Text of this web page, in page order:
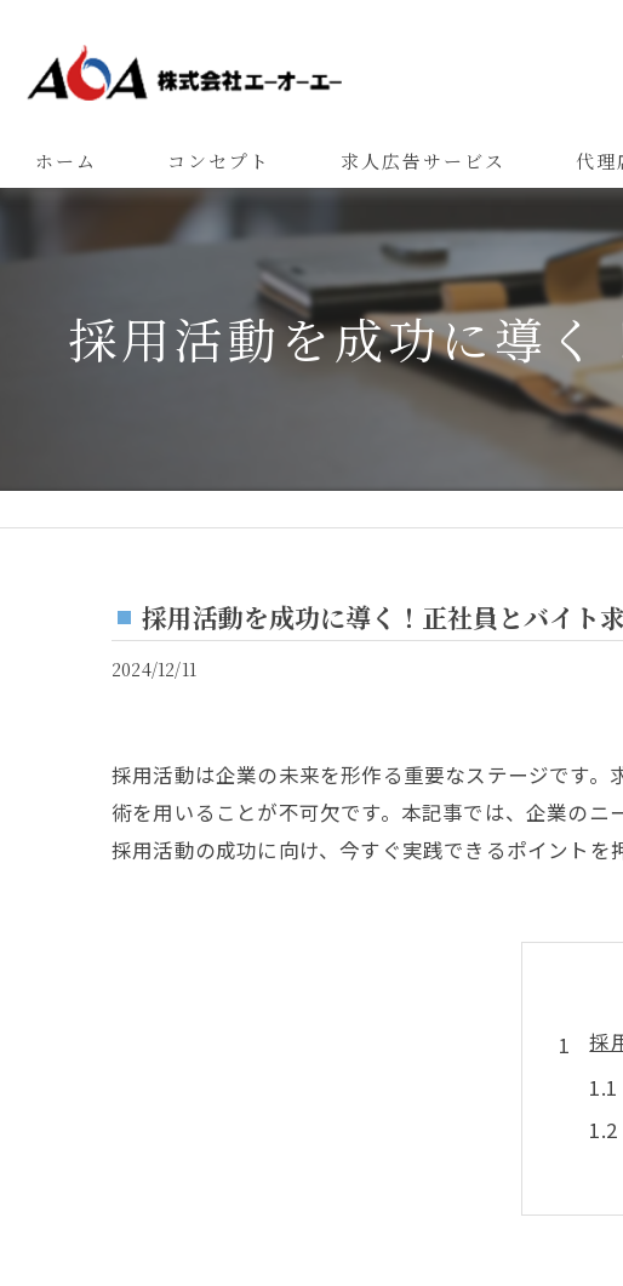
ホーム コンセプト 求人広告サービス 代理
採用活動を成功に導
採用活動を成功に導く！正社員とバイト
2024/12/11
採用活動は企業の未来を形作る重要なステージです
術を用いることが不可欠です。本記事では、企業のニ
採用活動の成功に向け、今すぐ実践できるポイントを
採